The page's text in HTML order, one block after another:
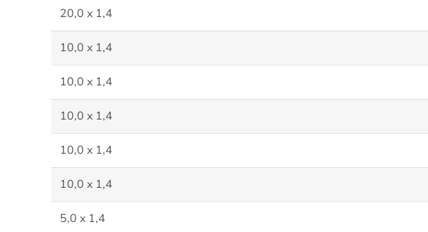
20,0 x 1,4
10,0 x 1,4
10,0 x 1,4
10,0 x 1,4
10,0 x 1,4
10,0 x 1,4
5,0 x 1,4